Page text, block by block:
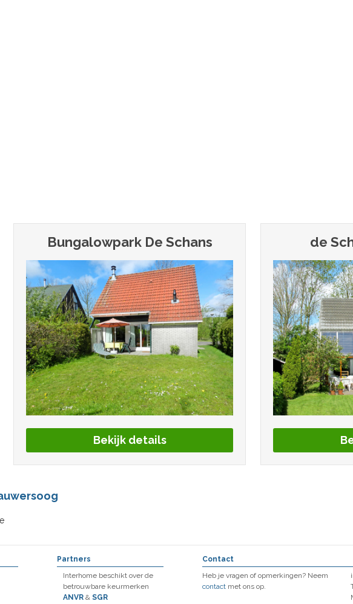
Bungalowpark De Schans
Bekijk details
de
Partners
Interhome beschikt over de
betrouwbare keurmerken
ANVR & SGR
Contact
Heb je vragen of opmerkingen? Neem
contact met ons op.